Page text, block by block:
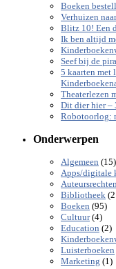
Boeken
Verhuizen
Blitz 10! Een
Ik ben altijd
Seef bij de
5 kaarten met
Theaterlezen
Dit dier hier –
Robotoorlog:
Onderwerpen
Algemeen (15)
Apps/digitale
Auteursrechten
Bibliotheek
Boeken (95)
Cultuur(4)
Education (2)
Luisterboeken
Marketing (1)